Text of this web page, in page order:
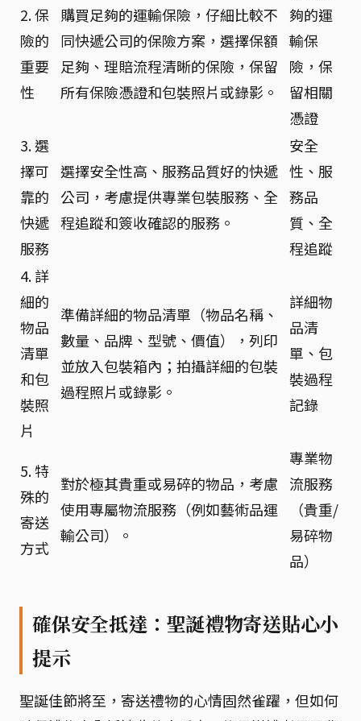
2. 保
險的
重要
性
購買足夠的運輸保險，仔細比較不
同快遞公司的保險方案，選擇保額
足夠、理賠流程清晰的保險，保留
所有保險憑證和包裝照片或錄影。
夠的運
輸保
險，保
留相關
憑證
3. 選
擇可
靠的
快遞
服務
選擇安全性高、服務品質好的快遞
公司，考慮提供專業包裝服務、全
程追蹤和簽收確認的服務。
安全
性、服
務品
質、全
程追蹤
4. 詳
細的
物品
清單
和包
裝照
片
準備詳細的物品清單（物品名稱、
數量、品牌、型號、價值），列印
並放入包裝箱內；拍攝詳細的包裝
過程照片或錄影。
詳細物
品清
單、包
裝過程
記錄
5. 特
殊的
寄送
方式
對於極其貴重或易碎的物品，考慮
使用專屬物流服務（例如藝術品運
輸公司）。
專業物
流服務
（貴重/
易碎物
品）
確保安全抵達：聖誕禮物寄送貼心小
提示
聖誕佳節將至，寄送禮物的心情固然雀躍，但如何